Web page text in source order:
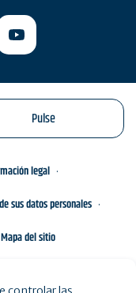
Pulse
legal
sus datos personales
Mapa del sitio